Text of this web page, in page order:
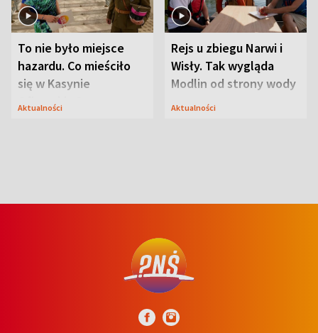
To nie było miejsce
hazardu. Co mieściło
się w Kasynie
Oficerskim?
Aktualności
Rejs u zbiegu Narwi i
Wisły. Tak wygląda
Modlin od strony wody
Aktualności